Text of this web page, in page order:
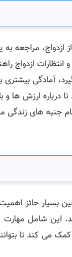
مراجعه
ازدواج
آمادگی
درباره ارزش‌ ها
جنبه ‌های زندگی
بسیار حائز
این شامل
تا بتوانند